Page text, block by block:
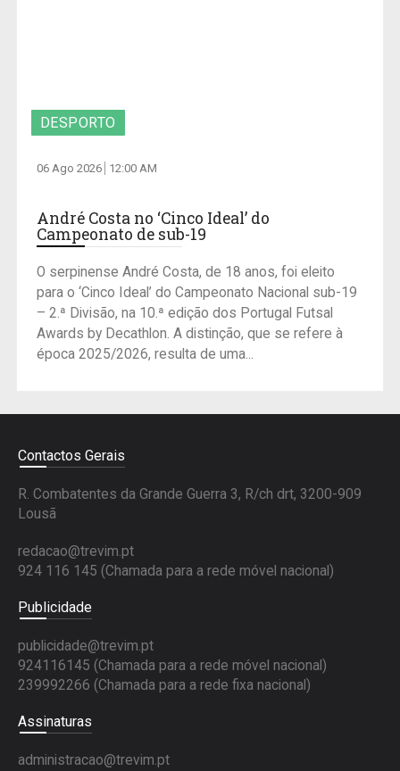
DESPORTO
06 Ago 2026 12:00 AM
André Costa no ‘Cinco Ideal’ do
Campeonato de sub-19
O serpinense André Costa, de 18 anos, foi eleito
para o ‘Cinco Ideal’ do Campeonato Nacional sub-19
– 2.ª Divisão, na 10.ª edição dos Portugal Futsal
Awards by Decathlon. A distinção, que se refere à
época 2025/2026, resulta de uma...
Contactos Gerais
R. Combatentes da Grande Guerra 3, R/ch drt, 3200-909
Lousã
redacao@trevim.pt
924 116 145 (Chamada para a rede móvel nacional)
Publicidade
publicidade@trevim.pt
924116145 (Chamada para a rede móvel nacional)
239992266 (Chamada para a rede fixa nacional)
Assinaturas
administracao@trevim.pt